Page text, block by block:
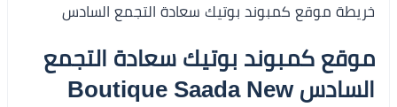
خريطة موقع كمبوند بوتيك سعادة التجمع السادس
موقع كمبوند بوتيك سعادة التجمع
السادس Boutique Saada New